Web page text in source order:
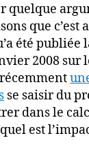
quelque
que c’est
été publiée
2008 sur
se saisir du
dans le
est